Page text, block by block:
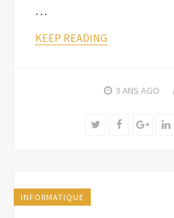
…
KEEP READING
3 ANS AGO
TwitterFacebook
INFORMATIQUE